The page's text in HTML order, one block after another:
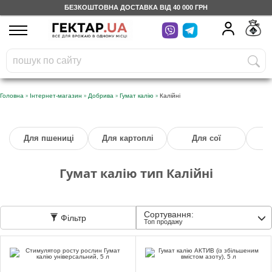
БЕЗКОШТОВНА ДОСТАВКА ВІД 40 000 ГРН
UA
На вашому
бонусному рахунку
грн
Безкоштовно по Україні
Категорії
Щоденник
Доставка
Відгуки
Головна » Інтернет-магазин » Добрива » Гумат калію » Калійні
Для пшениці Для картоплі Для сої
Гумат калію тип Калійні
Фільтр Сортування:
Топ продажу